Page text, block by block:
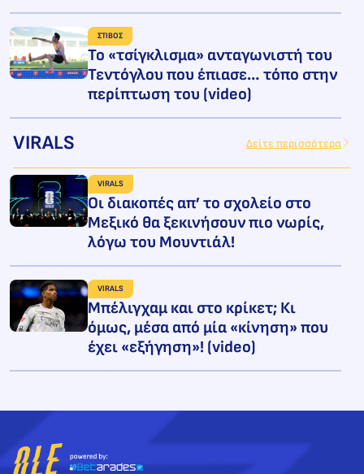
ΣΤΙΒΟΣ
Το «τσίγκλισμα» ανταγωνιστή του
Τεντόγλου που έπιασε… τόπο στην
περίπτωση του (video)
VIRALS Δείτε περισσότερα
VIRALS
Οι διακοπές απ’ το σχολείο στο
Μεξικό θα ξεκινήσουν πιο νωρίς,
λόγω του Μουντιάλ!
VIRALS
Μπέλιγχαμ και στο κρίκετ; Κι
όμως, μέσα από μία «κίνηση» που
έχει «εξήγηση»! (video)